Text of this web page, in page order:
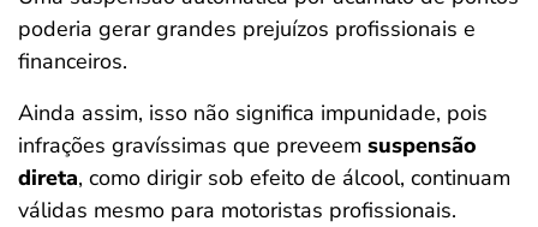
poderia gerar grandes prejuízos profissionais e
financeiros.
Ainda assim, isso não significa impunidade, pois
infrações gravíssimas que preveem suspensão
direta, como dirigir sob efeito de álcool, continuam
válidas mesmo para motoristas profissionais.